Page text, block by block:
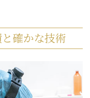
確かな技術